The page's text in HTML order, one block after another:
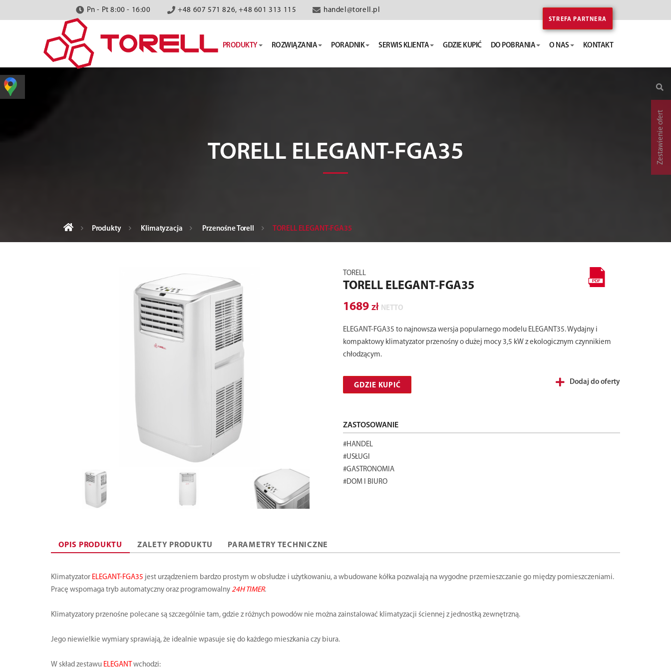
Pn - Pt 8:00 - 16:00 +48 607 571 826, +48 601 313 115 handel@torell.pl
STREFA PARTNERA
PRODUKTY ROZWIĄZANIA PORADNIK SERWIS KLIENTA GDZIE KUPIĆ DO POBRANIA O NAS KONTAKT
TORELL ELEGANT-FGA35
Produkty Klimatyzacja Przenośne Torell TORELL ELEGANT-FGA35
TORELL
TORELL ELEGANT-FGA35
1689 zł NETTO
ELEGANT-FGA35 to najnowsza wersja popularnego modelu ELEGANT35. Wydajny i
kompaktowy klimatyzator przenośny o dużej mocy 3,5 kW z ekologicznym czynnikiem
chłodzącym.
GDZIE KUPIĆ Dodaj do oferty
ZASTOSOWANIE
#HANDEL
#USŁUGI
#GASTRONOMIA
#DOM I BIURO
OPIS PRODUKTU ZALETY PRODUKTU PARAMETRY TECHNICZNE
Klimatyzator ELEGANT-FGA35 jest urządzeniem bardzo prostym w obsłudze i użytkowaniu, a wbudowane kółka pozwalają na wygodne przemieszczanie go między pomieszczeniami.
Pracę wspomaga tryb automatyczny oraz programowalny 24H TIMER.
Klimatyzatory przenośne polecane są szczególnie tam, gdzie z różnych powodów nie można zainstalować klimatyzacji ściennej z jednostką zewnętrzną.
Jego niewielkie wymiary sprawiają, że idealnie wpasuje się do każdego mieszkania czy biura.
W skład zestawu ELEGANT wchodzi:
Zestawienie ofert